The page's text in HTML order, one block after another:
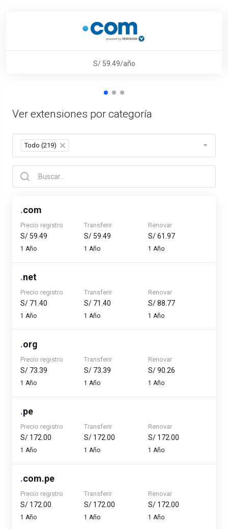
S/ 59.49/año
Ver extensiones por categoría
Todo (219) ×
.com
Precio registro
S/ 59.49
1 Año
Transferir
S/ 59.49
1 Año
Renovar
S/ 61.97
1 Año
.net
Precio registro
S/ 71.40
1 Año
Transferir
S/ 71.40
1 Año
Renovar
S/ 88.77
1 Año
.org
Precio registro
S/ 73.39
1 Año
Transferir
S/ 73.39
1 Año
Renovar
S/ 90.26
1 Año
.pe
Precio registro
S/ 172.00
1 Año
Transferir
S/ 172.00
1 Año
Renovar
S/ 172.00
1 Año
.com.pe
Precio registro
S/ 172.00
1 Año
Transferir
S/ 172.00
1 Año
Renovar
S/ 172.00
1 Año